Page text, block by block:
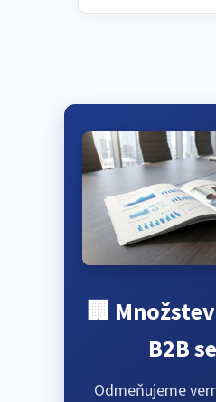
🏢
B2B
Odmeňujeme